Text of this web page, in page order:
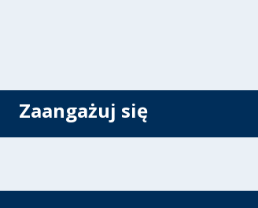
Zaangażuj się